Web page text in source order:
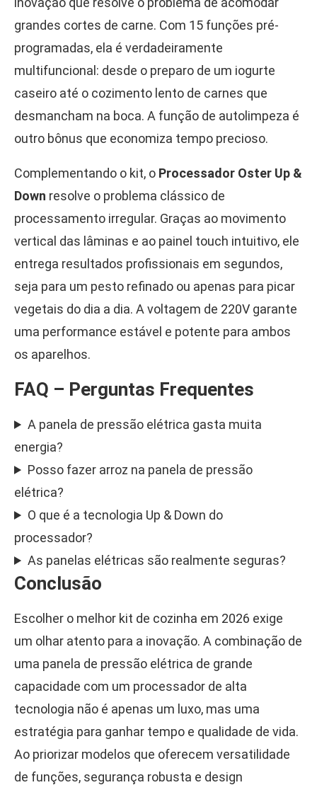
grandes cortes de carne. Com 15 funções pré-
programadas, ela é verdadeiramente
multifuncional: desde o preparo de um iogurte
caseiro até o cozimento lento de carnes que
desmancham na boca. A função de autolimpeza é
outro bônus que economiza tempo precioso.
Complementando o kit, o Processador Oster Up &
Down resolve o problema clássico de
processamento irregular. Graças ao movimento
vertical das lâminas e ao painel touch intuitivo, ele
entrega resultados profissionais em segundos,
seja para um pesto refinado ou apenas para picar
vegetais do dia a dia. A voltagem de 220V garante
uma performance estável e potente para ambos
os aparelhos.
FAQ – Perguntas Frequentes
A panela de pressão elétrica gasta muita
energia?
Posso fazer arroz na panela de pressão
elétrica?
O que é a tecnologia Up & Down do
processador?
As panelas elétricas são realmente seguras?
Conclusão
Escolher o melhor kit de cozinha em 2026 exige
um olhar atento para a inovação. A combinação de
uma panela de pressão elétrica de grande
capacidade com um processador de alta
tecnologia não é apenas um luxo, mas uma
estratégia para ganhar tempo e qualidade de vida.
Ao priorizar modelos que oferecem versatilidade
de funções, segurança robusta e design